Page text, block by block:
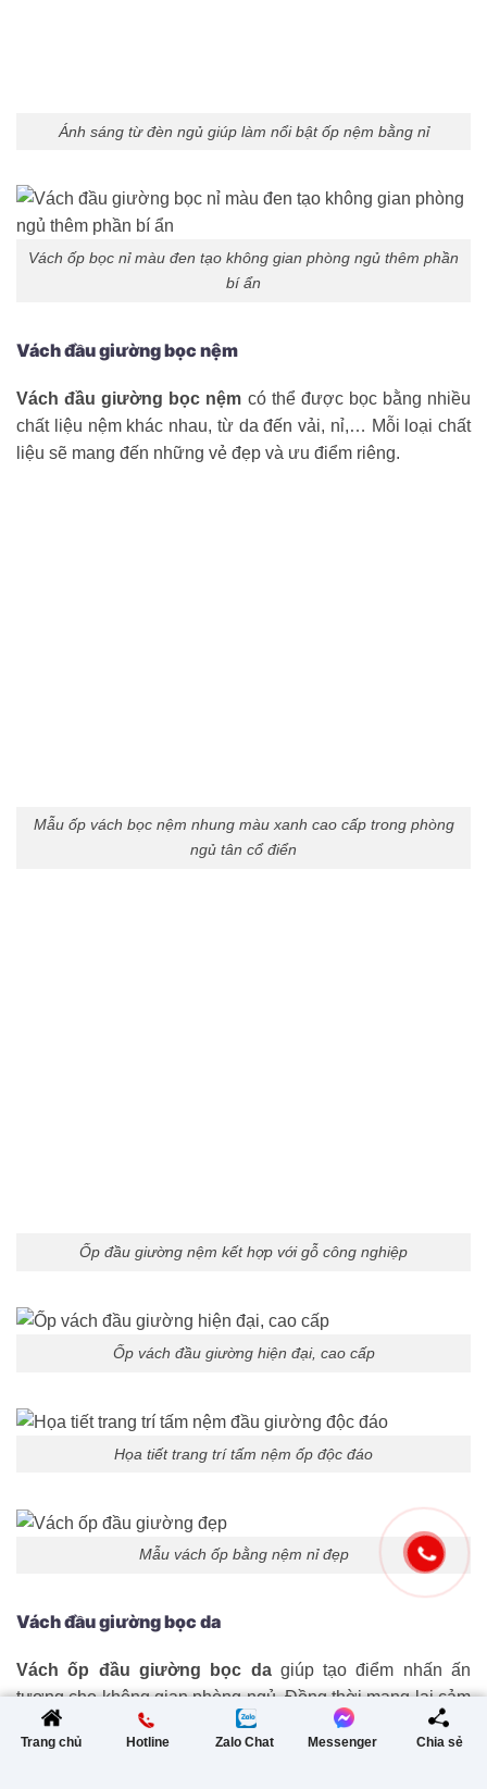
Ánh sáng từ đèn ngủ giúp làm nổi bật ốp nệm bằng nỉ
Vách ốp bọc nỉ màu đen tạo không gian phòng ngủ thêm phần
bí ẩn
Vách đầu giường bọc nệm
Vách đầu giường bọc nệm có thể được bọc bằng nhiều
chất liệu nệm khác nhau, từ da đến vải, nỉ,… Mỗi loại chất
liệu sẽ mang đến những vẻ đẹp và ưu điểm riêng.
Mẫu ốp vách bọc nệm nhung màu xanh cao cấp trong phòng
ngủ tân cổ điển
Ốp đầu giường nệm kết hợp với gỗ công nghiệp
Ốp vách đầu giường hiện đại, cao cấp
Họa tiết trang trí tấm nệm ốp độc đáo
Mẫu vách ốp bằng nệm nỉ đẹp
Vách đầu giường bọc da
Vách ốp đầu giường bọc dagiúp tạo điểm nhấn ấn
tượng cho không gian phòng ngủ. Đồng thời mang lại cảm
giác sang trọng, đẳng cấp cho căn phòng. Ốp bọc da có
nhiều màu sắc, hoa văn đa dạng, phù hợp với nhiều
Trang chủ Hotline Zalo Chat Messenger Chia sẻ